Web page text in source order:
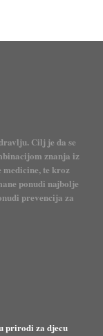
Cilj je da se
znanja iz
te kroz
ponudi najbolje
prevencija za
prirodi za djecu